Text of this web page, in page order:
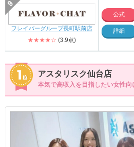
フレイバーグループ長町駅前店
★★★★☆ (3.9点)
公式
詳細
アスタリスク仙台店
本気で高収入を目指したい女性向